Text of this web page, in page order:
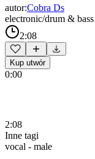
autor:Cobra Ds
electronic/drum & bass
2:08
Kup utwór
0:00
2:08
Inne tagi
vocal - male